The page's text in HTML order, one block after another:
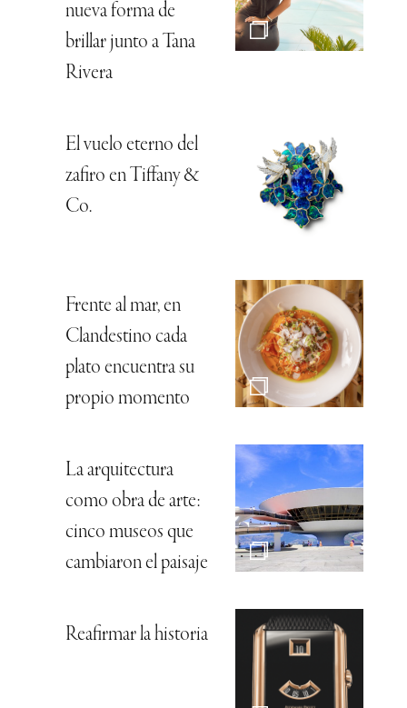
nueva forma de
brillar junto a Tana
Rivera
El vuelo eterno del
zafiro en Tiffany &
Co.
Frente al mar, en
Clandestino cada
plato encuentra su
propio momento
La arquitectura
como obra de arte:
cinco museos que
cambiaron el paisaje
Reafirmar la historia